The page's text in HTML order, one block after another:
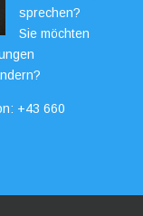
sprechen?
Sie möchten
+43 660